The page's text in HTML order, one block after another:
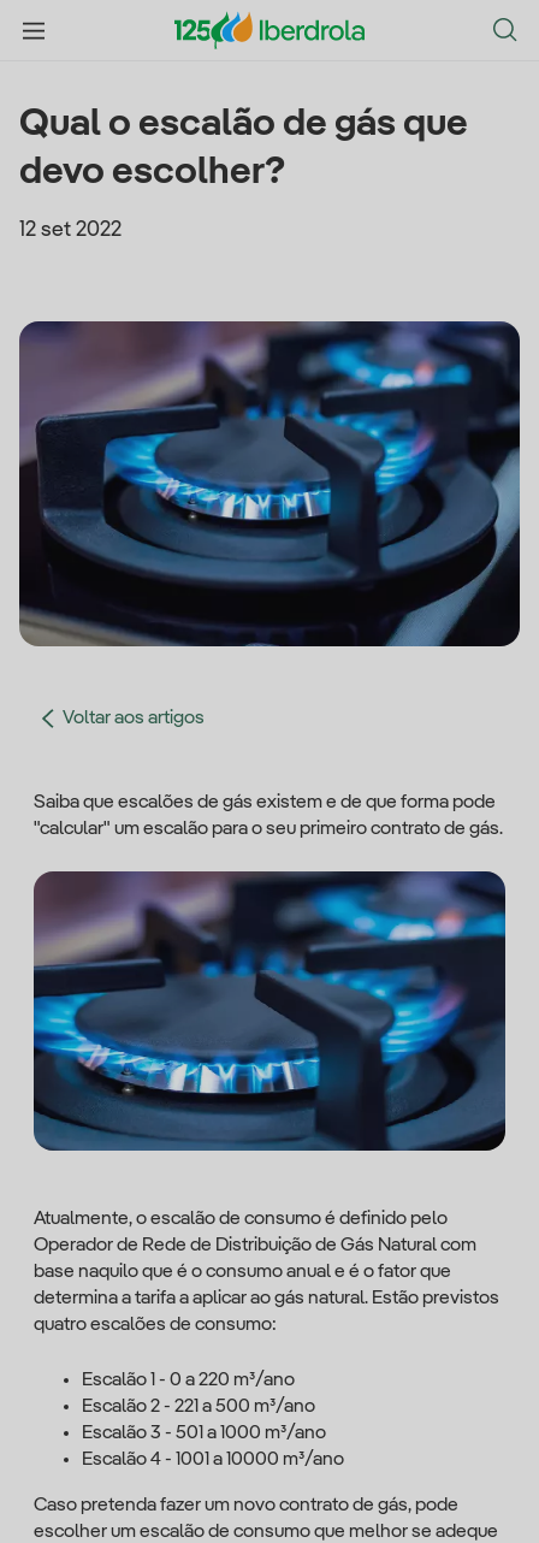
Qual o escalão de gás que
devo escolher?
12 set 2022
Voltar aos artigos
Saiba que escalões de gás existem e de que forma pode
"calcular" um escalão para o seu primeiro contrato de gás.
Atualmente, o escalão de consumo é definido pelo
Operador de Rede de Distribuição de Gás Natural com
base naquilo que é o consumo anual e é o fator que
determina a tarifa a aplicar ao gás natural. Estão previstos
quatro escalões de consumo:
Escalão 1 - 0 a 220 m³/ano
Escalão 2 - 221 a 500 m³/ano
Escalão 3 - 501 a 1000 m³/ano
Escalão 4 - 1001 a 10000 m³/ano
Caso pretenda fazer um novo contrato de gás, pode
escolher um escalão de consumo que melhor se adeque